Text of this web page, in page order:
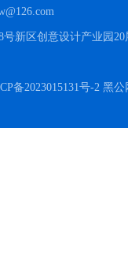
新区创意设计产业园20
备2023015131号-2 黑公